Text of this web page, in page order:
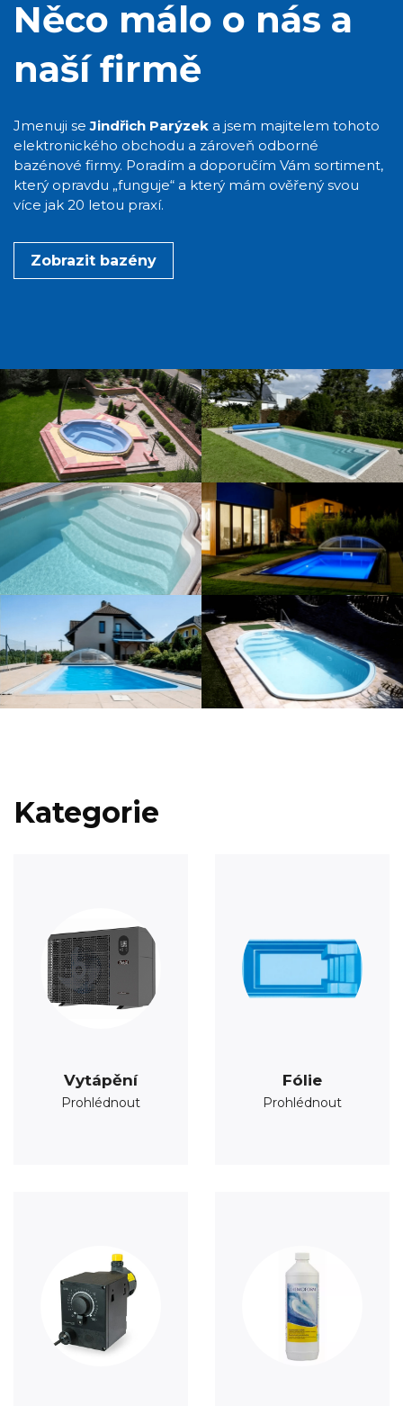
Něco málo o nás a
naší firmě
Jmenuji seJindřich Parýzek a jsem majitelem tohoto
elektronického obchodu a zároveň odborné
bazénové firmy. Poradím a doporučím Vám sortiment,
který opravdu „funguje“ a který mám ověřený svou
více jak 20 letou praxí.
Zobrazit bazény
Kategorie
Vytápění
Prohlédnout
Fólie
Prohlédnout